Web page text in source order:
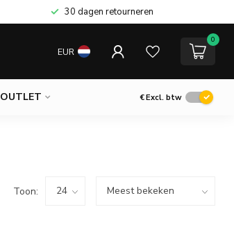
30 dagen retourneren
EUR
0
OUTLET €Excl. btw
Toon: